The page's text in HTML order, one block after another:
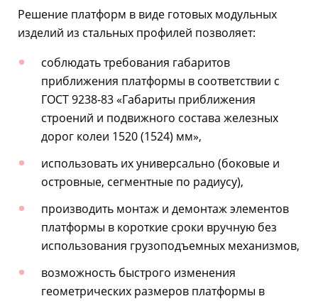
Решение платформ в виде готовых модульных
изделий из стальных профилей позволяет:
соблюдать требования габаритов
приближения платформы в соответствии с
ГОСТ 9238-83 «Габариты приближения
строений и подвижного состава железных
дорог колеи 1520 (1524) мм»,
использовать их универсально (боковые и
островные, сегментные по радиусу),
производить монтаж и демонтаж элементов
платформы в короткие сроки вручную без
использования грузоподъемных механизмов,
возможность быстрого изменения
геометрических размеров платформы в